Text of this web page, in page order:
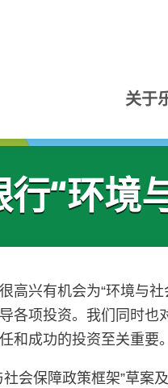
关于
“环境
高兴有机会为“环境与
各项投资。我们同时也
和成功的投资至关重要。
社会保障政策框架”草案